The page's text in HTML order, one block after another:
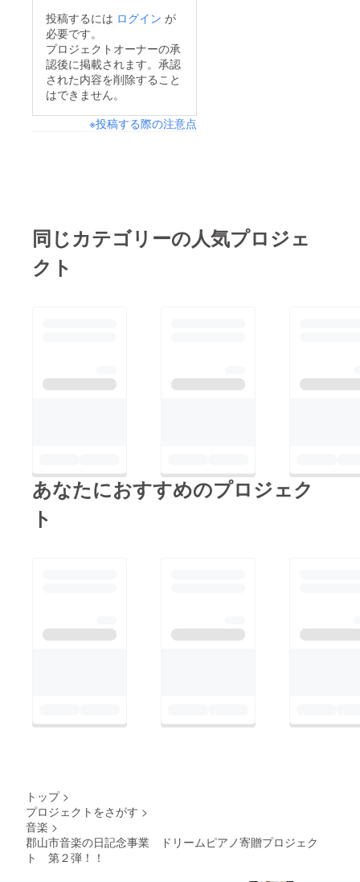
投稿するには ログイン が
必要です。
プロジェクトオーナーの承
認後に掲載されます。承認
された内容を削除すること
はできません。
※投稿する際の注意点
同じカテゴリーの人気プロジェ
クト
あなたにおすすめのプロジェク
ト
トップ >
プロジェクトをさがす >
音楽 >
郡山市音楽の日記念事業 ドリームピアノ寄贈プロジェク
ト 第２弾！！